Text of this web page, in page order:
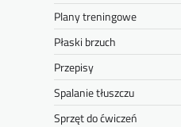
Plany treningowe
Płaski brzuch
Przepisy
Spalanie tłuszczu
Sprzęt do ćwiczeń